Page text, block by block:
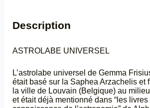
Description
ASTROLABE UNIVERSEL
L’astrolabe universel de Gemma
était basé sur la Saphea Arzachelis et
la ville de Louvain (Belgique) au
et était déjà mentionné dans “les livres